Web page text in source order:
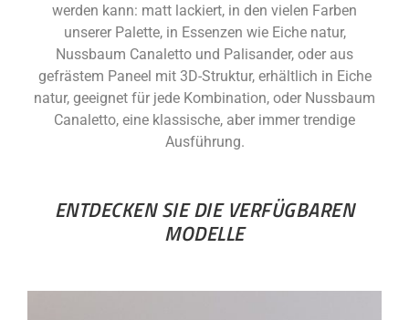
werden kann: matt lackiert, in den vielen Farben
unserer Palette, in Essenzen wie Eiche natur,
Nussbaum Canaletto und Palisander, oder aus
gefrästem Paneel mit 3D-Struktur, erhältlich in Eiche
natur, geeignet für jede Kombination, oder Nussbaum
Canaletto, eine klassische, aber immer trendige
Ausführung.
ENTDECKEN SIE DIE VERFÜGBAREN
MODELLE